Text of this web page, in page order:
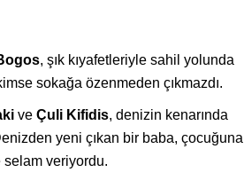
, şık kıyafetleriyle sahil yolunda
sokağa özenmeden çıkmazdı.
ve Çuli Kifidis, denizin kenarında
yeni çıkan bir baba, çocuğuna
veriyordu.